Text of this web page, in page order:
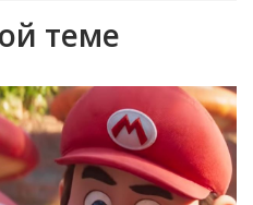
теме